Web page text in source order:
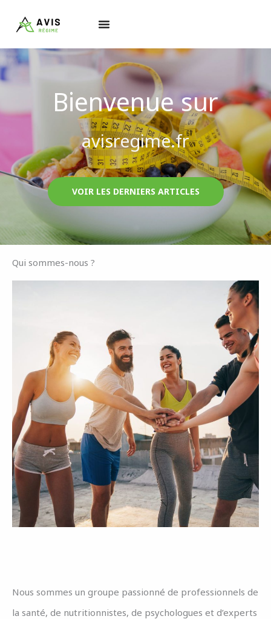
Bienvenue sur
avisregime.fr
VOIR LES DERNIERS ARTICLES
Qui sommes-nous ?
Nous sommes un groupe passionné de professionnels de
la santé, de nutritionnistes, de psychologues et d’experts